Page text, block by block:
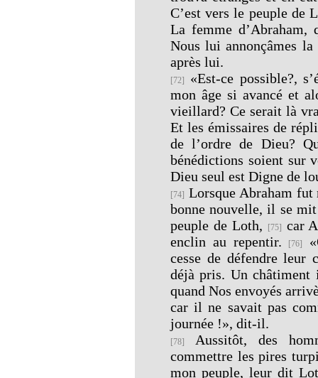
C’est vers le peuple de
La femme
Nous lui annonçâmes la
après lui.
[72]
«Est-ce possible?,
mon âge si avancé et
vieillard? Ce serait là
Et les émissaires de
de l’ordre de Dieu?
bénédictions soient sur
Dieu seul est Digne de
[74] Lorsque Abraham fut
bonne nouvelle, il se
peuple de Loth,
[75] car
enclin au repentir.
[76]
cesse de défendre leur
déjà pris. Un
quand Nos envoyés
car il ne savait pas
journée !», dit-il.
[78]
Aussitôt, des
commettre les pires
mon peuple, leur dit